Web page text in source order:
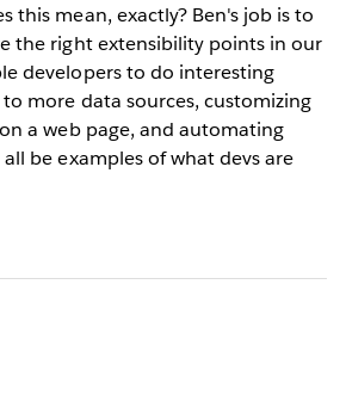
this mean, exactly? Ben's job is to
the right extensibility points in our
developers to do interesting
more data sources, customizing
a web page, and automating
be examples of what devs are